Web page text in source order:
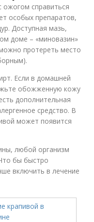
ожогом справиться
особых препаратов,
Доступная мазь,
доме – «миновазин»
протереть место
Если в домашней
обожженную кожу
дополнительная
средство. В
может появится
любой организм
бы быстро
включить в лечение